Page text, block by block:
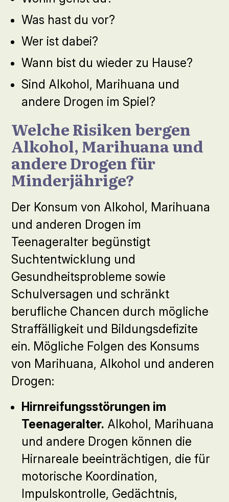
Was hast du vor?
Wer ist dabei?
Wann bist du wieder zu Hause?
Sind Alkohol, Marihuana und
andere Drogen im Spiel?
Welche Risiken bergen
Alkohol, Marihuana und
andere Drogen für
Minderjährige?
Der Konsum von Alkohol, Marihuana
und anderen Drogen im
Teenageralter begünstigt
Suchtentwicklung und
Gesundheitsprobleme sowie
Schulversagen und schränkt
berufliche Chancen durch mögliche
Straffälligkeit und Bildungsdefizite
ein. Mögliche Folgen des Konsums
von Marihuana, Alkohol und anderen
Drogen:
Hirnreifungsstörungen im
Teenageralter. Alkohol, Marihuana
und andere Drogen können die
Hirnareale beeinträchtigen, die für
motorische Koordination,
Impulskontrolle, Gedächtnis,